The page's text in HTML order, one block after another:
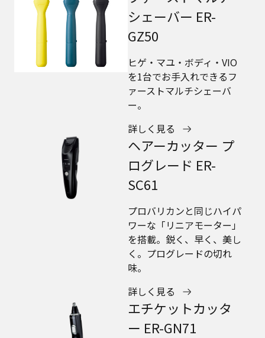
シェーバー ER-
GZ50
ヒゲ・マユ・ボディ・VIO
を1台でお手入れできるフ
ァーストマルチシェーバ
ー。
詳しく見る
ヘアーカッター プ
ログレード ER-
SC61
プロバリカンと同じハイパ
ワーな「リニアモーター」
を搭載。鋭く、早く、美し
く。プログレードの切れ
味。
詳しく見る
エチケットカッタ
ー ER-GN71